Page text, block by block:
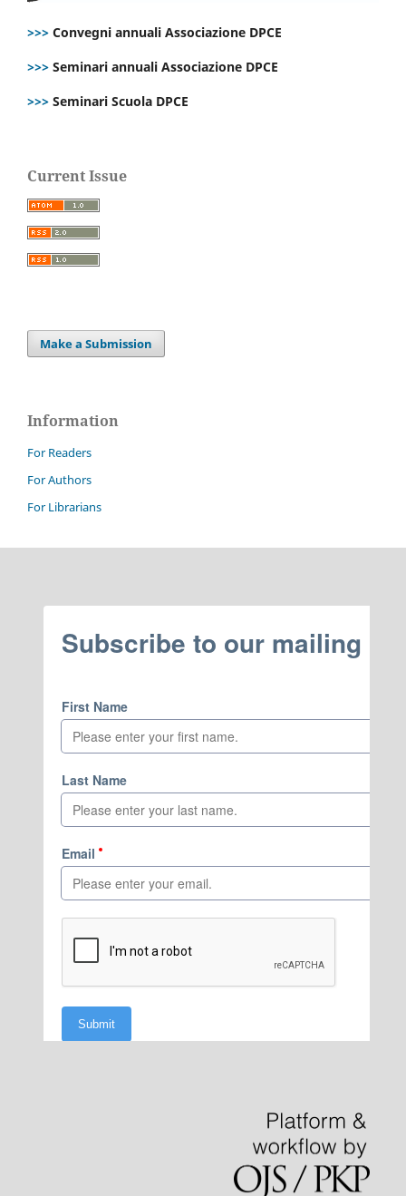
>>> Convegni annuali Associazione DPCE
>>> Seminari annuali Associazione DPCE
>>> Seminari Scuola DPCE
Current Issue
Make a Submission
Information
For Readers
For Authors
For Librarians